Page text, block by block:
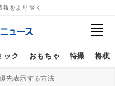
をより深く
ック おもちゃ 特撮 将棋
先表示する方法